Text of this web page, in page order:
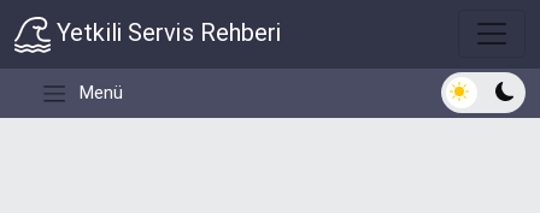
Yetkili Servis Rehberi
Menü Açık/Koyu